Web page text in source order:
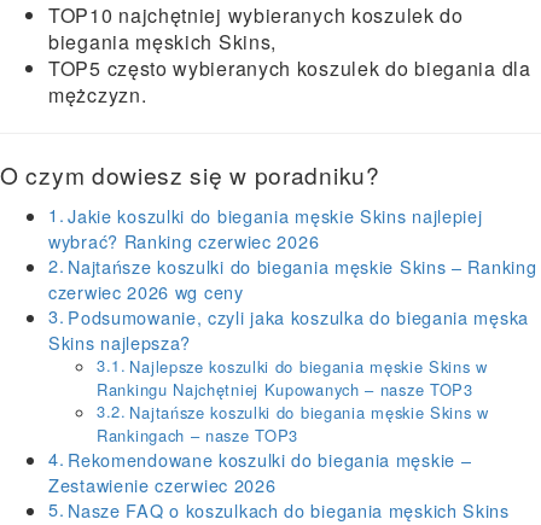
TOP10 najchętniej wybieranych koszulek do
biegania męskich Skins,
TOP5 często wybieranych koszulek do biegania dla
mężczyzn.
O czym dowiesz się w poradniku?
Jakie koszulki do biegania męskie Skins najlepiej
wybrać? Ranking czerwiec 2026
Najtańsze koszulki do biegania męskie Skins – Ranking
czerwiec 2026 wg ceny
Podsumowanie, czyli jaka koszulka do biegania męska
Skins najlepsza?
Najlepsze koszulki do biegania męskie Skins w
Rankingu Najchętniej Kupowanych – nasze TOP3
Najtańsze koszulki do biegania męskie Skins w
Rankingach – nasze TOP3
Rekomendowane koszulki do biegania męskie –
Zestawienie czerwiec 2026
Nasze FAQ o koszulkach do biegania męskich Skins